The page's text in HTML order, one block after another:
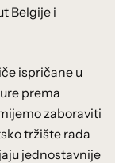
Belgije i
ispričane u
prema
zaboraviti
tržište rada
jednostavnije